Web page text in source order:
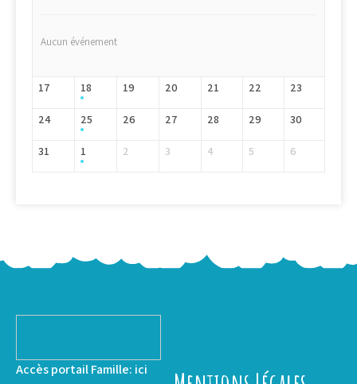
Aucun événement
17 18 19 20 21 22 23
24 25 26 27 28 29 30
31 1 2 3 4 5 6
Accès portail Famille: ici